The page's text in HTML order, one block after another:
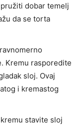
dobar temelj
da se torta
Kremu rasporedite
sloj. Ovaj
i kremastog
stavite sloj